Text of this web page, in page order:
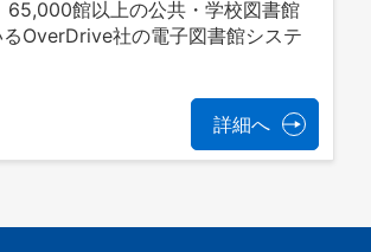
65,000館以上の公共・学校図書館
OverDrive社の電子図書館システ
詳細へ